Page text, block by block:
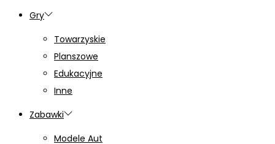
Gry
Towarzyskie
Planszowe
Edukacyjne
Inne
Zabawki
Modele Aut